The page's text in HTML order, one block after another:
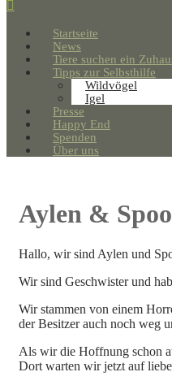
Startseite
News
Tiere suchen ein
Tipps zur Selbsthilfe
Wildvögel
Igel
Presse
Happy End
Spenden
Über uns
Aylen &
Hallo, wir sind Aylen und
Wir sind Geschwister und
Wir stammen von einem
der Besitzer auch noch weg
Als wir die Hoffnung schon
Dort warten wir jetzt auf